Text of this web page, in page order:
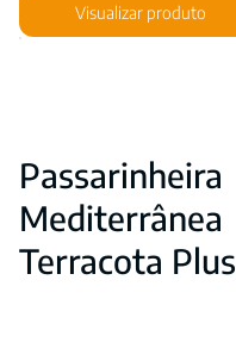
Visualizar produto
Passarinheira
Mediterrânea
Terracota Plus